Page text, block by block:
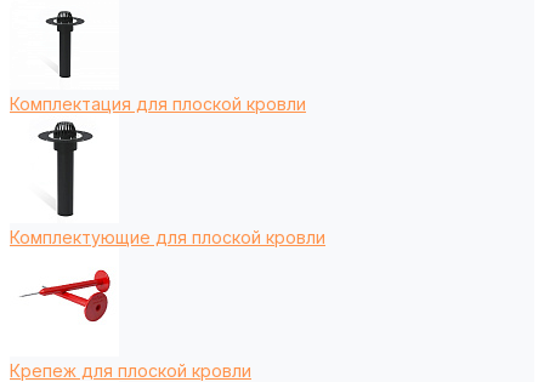
Комплектация для плоской кровли
Комплектующие для плоской кровли
Крепеж для плоской кровли